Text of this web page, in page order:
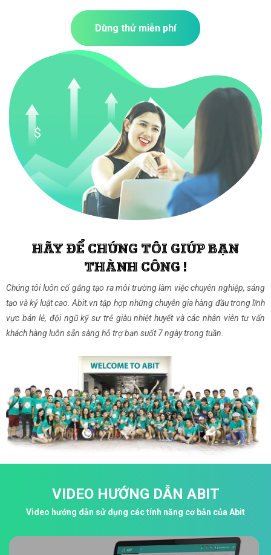
Dùng thử miễn phí
HÃY ĐỂ CHÚNG TÔI GIÚP BẠN
THÀNH CÔNG !
Chúng tôi luôn cố gắng tạo ra môi trường làm việc chuyên nghiệp, sáng
tạo và kỷ luật cao. Abit.vn tập hợp những chuyên gia hàng đầu trong lĩnh
vực bán lẻ, đội ngũ kỹ sư trẻ giàu nhiệt huyết và các nhân viên tư vấn
khách hàng luôn sẵn sàng hỗ trợ bạn suốt 7 ngày trong tuần.
VIDEO HƯỚNG DẪN ABIT
Video hướng dẫn sử dụng các tính năng cơ bản của Abit